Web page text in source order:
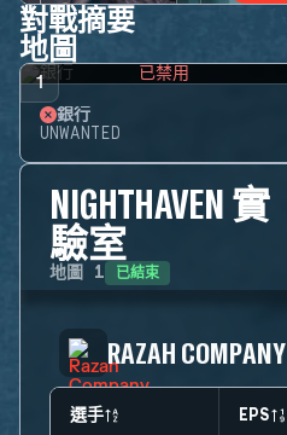
對戰摘要
地圖
1 已禁用
銀行
UNWANTED
NIGHTHAVEN 實
驗室
地圖 1 已結束
RAZAH COMPANY
選手 EPS